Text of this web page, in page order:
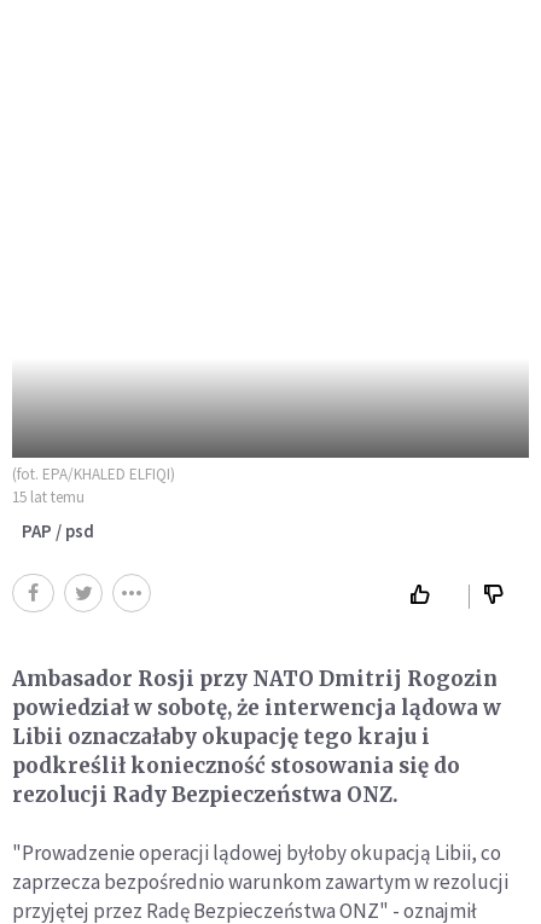
(fot. EPA/KHALED ELFIQI)
15 lat temu
PAP / psd
Ambasador Rosji przy NATO Dmitrij Rogozin
powiedział w sobotę, że interwencja lądowa w
Libii oznaczałaby okupację tego kraju i
podkreślił konieczność stosowania się do
rezolucji Rady Bezpieczeństwa ONZ.
"Prowadzenie operacji lądowej byłoby okupacją Libii, co
zaprzecza bezpośrednio warunkom zawartym w rezolucji
przyjętej przez Radę Bezpieczeństwa ONZ" - oznajmił